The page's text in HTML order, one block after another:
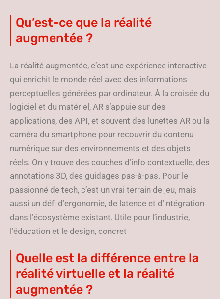
Qu’est-ce que la réalité
augmentée ?
La réalité augmentée, c’est une expérience interactive
qui enrichit le monde réel avec des informations
perceptuelles générées par ordinateur. À la croisée du
logiciel et du matériel, AR s’appuie sur des
applications, des API, et souvent des lunettes AR ou la
caméra du smartphone pour recouvrir du contenu
numérique sur des environnements et des objets
réels. On y trouve des couches d’info contextuelle, des
annotations 3D, des guidages pas-à-pas. Pour le
passionné de tech, c’est un vrai terrain de jeu, mais
aussi un défi d’ergonomie, de latence et d’intégration
dans l’écosystème existant. Utile pour l’industrie,
l’éducation et le design, concret
Quelle est la différence entre la
réalité virtuelle et la réalité
augmentée ?